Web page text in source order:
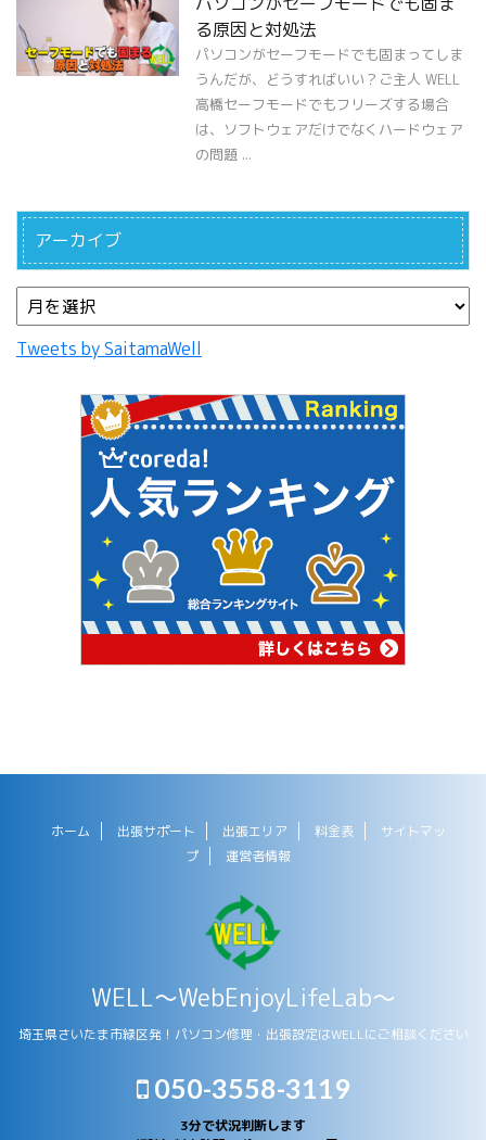
る原因と対処法
パソコンがセーフモードでも固まってしま
うんだが、どうすればいい？ご主人 WELL
高橋セーフモードでもフリーズする場合
は、ソフトウェアだけでなくハードウェア
の問題 ...
アーカイブ
Tweets by SaitamaWell
ホーム 出張サポート 出張エリア 料金表
サイトマッ
プ
運営者情報
WELL～WebEnjoyLifeLab～
埼玉県さいたま市緑区発！パソコン修理・出張設定はWELLにご相談ください
050-3558-3119
3分で状況判断します